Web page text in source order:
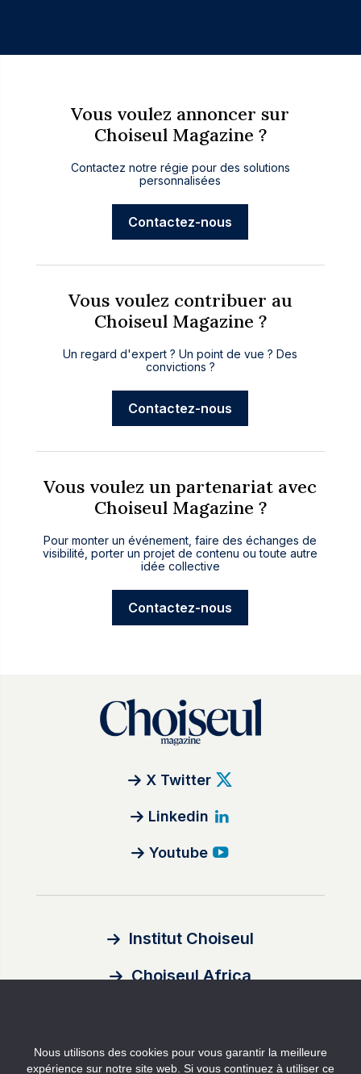
Vous voulez annoncer sur
Choiseul Magazine ?
Contactez notre régie pour des solutions
personnalisées
Contactez-nous
Vous voulez contribuer au
Choiseul Magazine ?
Un regard d'expert ? Un point de vue ? Des
convictions ?
Contactez-nous
Vous voulez un partenariat avec
Choiseul Magazine ?
Pour monter un événement, faire des échanges de
visibilité, porter un projet de contenu ou toute autre
idée collective
Contactez-nous
X Twitter
Linkedin
Youtube
Institut Choiseul
Choiseul Africa
Auteurs
Nous utilisons des cookies pour vous garantir la meilleure
expérience sur notre site web. Si vous continuez à utiliser ce